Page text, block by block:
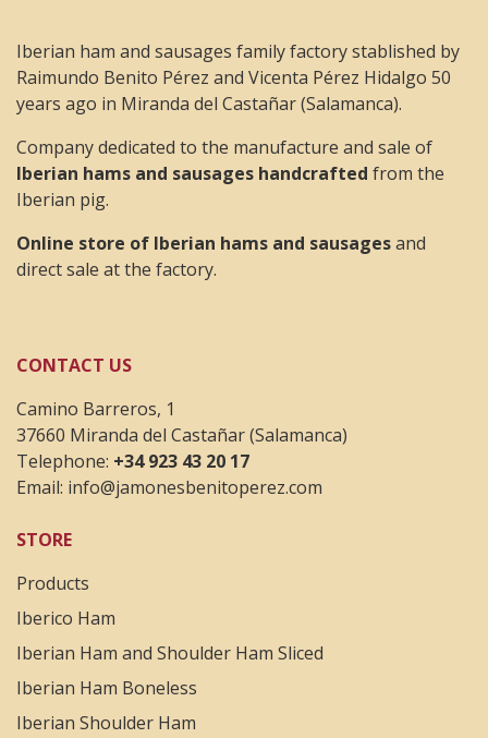
25 April 2023
En su punto. Excelente sabor y muy bien cortado
Enric
23 April 2023
Rapidez en el envio,producto excelente,trato
Iberian ham and sausages family factory stablished by
Raimundo Benito Pérez and Vicenta Pérez Hidalgo 50
years ago in Miranda del Castañar (Salamanca).
Company dedicated to the manufacture and sale of
Iberian hams and sausages handcrafted from the
Iberian pig.
Online store of Iberian hams and sausagesand
direct sale at the factory.
CONTACT US
Camino Barreros, 1
37660 Miranda del Castañar (Salamanca)
Telephone: +34 923 43 20 17
Email: info@jamonesbenitoperez.com
STORE
Products
Iberico Ham
Iberian Ham and Shoulder Ham Sliced
Iberian Ham Boneless
Iberian Shoulder Ham